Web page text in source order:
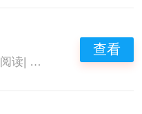
阅读 wland看文软件
查看